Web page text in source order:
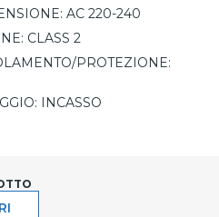
AC 220-240
CLASS 2
PROTEZIONE:
INCASSO